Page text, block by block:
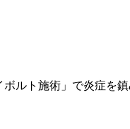
ルト施術」で炎症を鎮